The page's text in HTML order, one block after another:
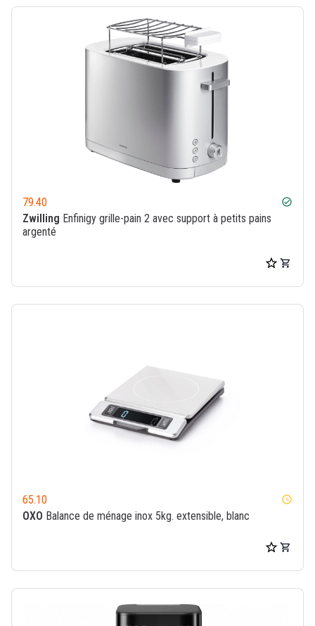
79.40 check_circle
Zwilling Enfinigy grille-pain 2 avec support à petits pains
argenté
65.10 watch_later
OXO Balance de ménage inox 5kg. extensible, blanc